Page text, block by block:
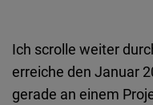
Ich scrolle weiter
erreiche den Januar
gerade an einem